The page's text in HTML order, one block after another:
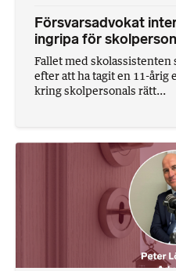
Försvarsadvokat
ingripa för
Fallet med
efter att ha tagit en 11-årig
kring skolpersonals rätt...